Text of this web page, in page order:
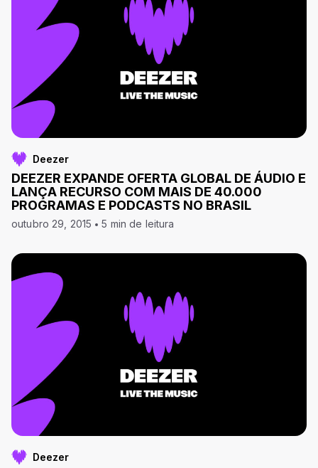
Deezer
DEEZER EXPANDE OFERTA GLOBAL DE ÁUDIO E
LANÇA RECURSO COM MAIS DE 40.000
PROGRAMAS E PODCASTS NO BRASIL
outubro 29, 2015 5 min de leitura
Deezer